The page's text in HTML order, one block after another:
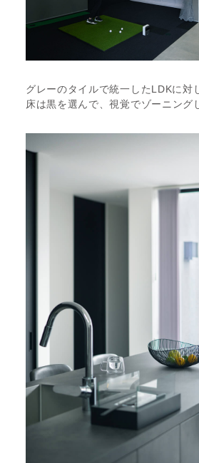
グレーのタイルで統一したLDKに対
床は黒を選んで、視覚でゾーニング